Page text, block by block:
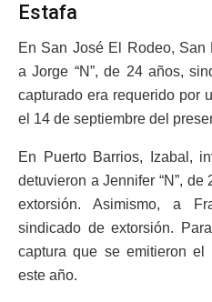
Estafa
En San José El Rodeo, San
a Jorge “N”, de 24 años,
capturado era requerido por
el 14 de septiembre del
En Puerto Barrios, Izabal,
detuvieron a Jennifer “N”,
extorsión. Asimismo, a
sindicado de extorsión.
captura que se emitieron
este año.